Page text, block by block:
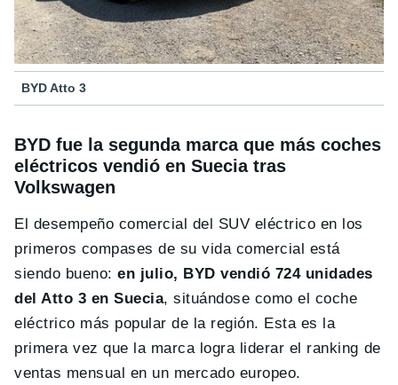
BYD Atto 3
BYD fue la segunda marca que más coches
eléctricos vendió en Suecia tras
Volkswagen
El desempeño comercial del SUV eléctrico en los
primeros compases de su vida comercial está
siendo bueno:en julio, BYD vendió 724 unidades
del Atto 3 en Suecia, situándose como el coche
eléctrico más popular de la región. Esta es la
primera vez que la marca logra liderar el ranking de
ventas mensual en un mercado europeo.